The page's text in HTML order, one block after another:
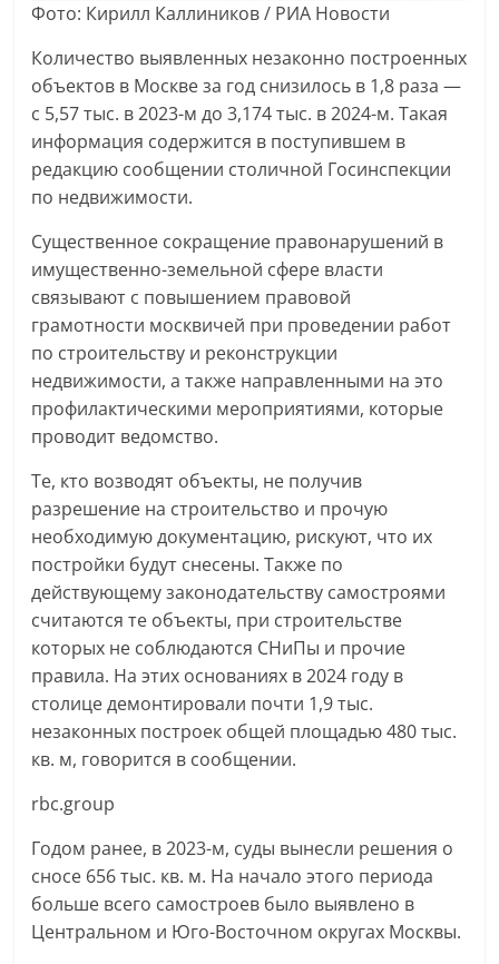
Фото: Кирилл Каллиников / РИА Новости
Количество выявленных незаконно построенных
объектов в Москве за год снизилось в 1,8 раза —
с 5,57 тыс. в 2023-м до 3,174 тыс. в 2024-м. Такая
информация содержится в поступившем в
редакцию сообщении столичной Госинспекции
по недвижимости.
Существенное сокращение правонарушений в
имущественно-земельной сфере власти
связывают с повышением правовой
грамотности москвичей при проведении работ
по строительству и реконструкции
недвижимости, а также направленными на это
профилактическими мероприятиями, которые
проводит ведомство.
Те, кто возводят объекты, не получив
разрешение на строительство и прочую
необходимую документацию, рискуют, что их
постройки будут снесены. Также по
действующему законодательству самостроями
считаются те объекты, при строительстве
которых не соблюдаются СНиПы и прочие
правила. На этих основаниях в 2024 году в
столице демонтировали почти 1,9 тыс.
незаконных построек общей площадью 480 тыс.
кв. м, говорится в сообщении.
rbc.group
Годом ранее, в 2023-м, суды вынесли решения о
сносе 656 тыс. кв. м. На начало этого периода
больше всего самостроев было выявлено в
Центральном и Юго-Восточном округах Москвы.